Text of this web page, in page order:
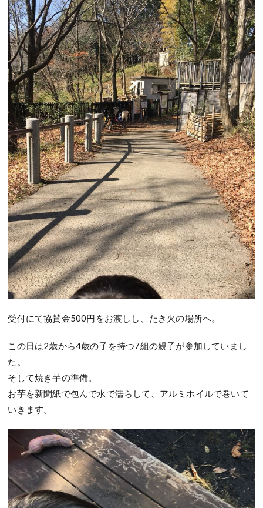
受付にて協賛金500円をお渡しし、たき火の場所へ。
この日は2歳から4歳の子を持つ7組の親子が参加していまし
た。
そして焼き芋の準備。
お芋を新聞紙で包んで水で濡らして、アルミホイルで巻いて
いきます。